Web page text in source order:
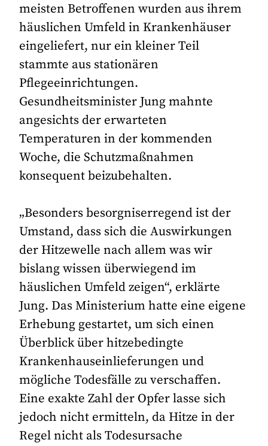
meisten Betroffenen wurden aus ihrem
häuslichen Umfeld in Krankenhäuser
eingeliefert, nur ein kleiner Teil
stammte aus stationären
Pflegeeinrichtungen.
Gesundheitsminister Jung mahnte
angesichts der erwarteten
Temperaturen in der kommenden
Woche, die Schutzmaßnahmen
konsequent beizubehalten.
„Besonders besorgniserregend ist der
Umstand, dass sich die Auswirkungen
der Hitzewelle nach allem was wir
bislang wissen überwiegend im
häuslichen Umfeld zeigen“, erklärte
Jung. Das Ministerium hatte eine eigene
Erhebung gestartet, um sich einen
Überblick über hitzebedingte
Krankenhauseinlieferungen und
mögliche Todesfälle zu verschaffen.
Eine exakte Zahl der Opfer lasse sich
jedoch nicht ermitteln, da Hitze in der
Regel nicht als Todesursache